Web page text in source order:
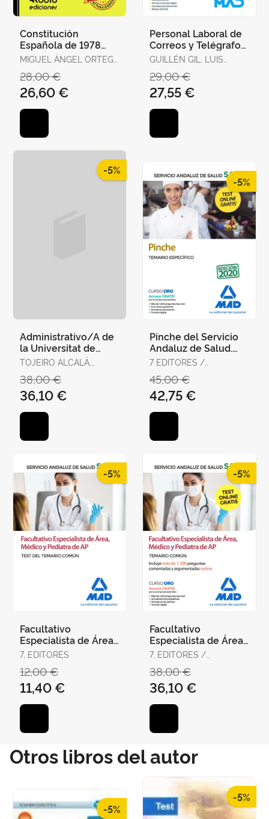
Constitución
Española de 1978
para Oposiciones.
Artículos, Re
MIGUEL ÁNGEL ORTEGA
28,00 €
26,60 €
Personal Laboral de
Correos y Telégrafos.
Temario Volumen 1
GUILLÉN GIL, LUIS
DE CATALUNYA /
GUILLEN DIAZ,
LOURDES ALEJANDRA
29,00 €
27,55 €
-5%
Administrativo/A de
la Universitat de
València. Temario,
Test y Supuestos
Prácti
TOJEIRO ALCALÁ,
38,00 €
36,10 €
-5%
Pinche del Servicio
Andaluz de Salud.
Temario Específico
7 EDITORES /
JOSÉ MANUEL /
SERRANO BARCENA,
ANA MARÍA /
GONZÁLEZ CABALLERO,
45,00 €
42,75 €
-5%
Facultativo
Especialista de Área,
Médico y Pediatra de
Atención Primaria del
Ser
7, EDITORES
12,00 €
11,40 €
-5%
Facultativo
Especialista de Área,
Médico y Pediatra de
Atención Primaria del
Ser
7, EDITORES /
FRANCISCO ENRIQUE /
GÓMEZ MARTÍNEZ,
DOMINGO / GUERRERO
ARROYO, JOSÉ
38,00 €
36,10 €
Otros libros del autor
-5%
-5%